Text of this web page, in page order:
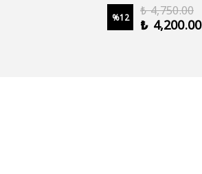
%12
₺ 4,750.00
₺ 4,200.00